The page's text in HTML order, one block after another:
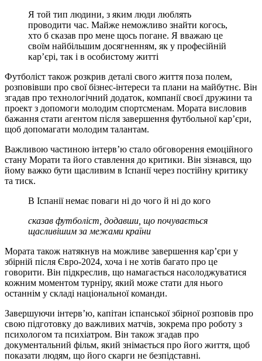
Я той тип людини, з яким люди люблять
проводити час. Майже неможливо знайти когось,
хто б сказав про мене щось погане. Я вважаю це
своїм найбільшим досягненням, як у професійній
кар’єрі, так і в особистому житті
Футболіст також розкрив деталі свого життя поза полем,
розповівши про свої бізнес-інтереси та плани на майбутнє. Він
згадав про технологічний додаток, компанії своєї дружини та
проект з допомоги молодим спортсменам. Мората висловив
бажання стати агентом після завершення футбольної кар’єри,
щоб допомагати молодим талантам.
Важливою частиною інтерв’ю стало обговорення емоційного
стану Морати та його ставлення до критики. Він зізнався, що
йому важко бути щасливим в Іспанії через постійну критику
та тиск.
В Іспанії немає поваги ні до чого й ні до кого
сказав футболіст, додавши, що почувається
щасливішим за межами країни
Мората також натякнув на можливе завершення кар’єри у
збірній після Євро-2024, хоча і не хотів багато про це
говорити. Він підкреслив, що намагається насолоджуватися
кожним моментом турніру, який може стати для нього
останнім у складі національної команди.
Завершуючи інтерв’ю, капітан іспанської збірної розповів про
свою підготовку до важливих матчів, зокрема про роботу з
психологом та психіатром. Він також згадав про
документальний фільм, який знімається про його життя, щоб
показати людям, що його скарги не безпідставні.